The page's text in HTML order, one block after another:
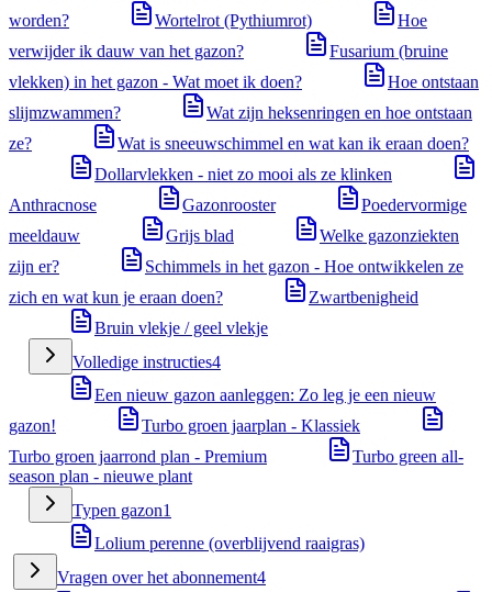
worden?
Wortelrot (Pythiumrot)
Hoe
verwijder ik dauw van het gazon?
Fusarium (bruine
vlekken) in het gazon - Wat moet ik doen?
Hoe ontstaan
slijmzwammen?
Wat zijn heksenringen en hoe ontstaan
ze?
Wat is sneeuwschimmel en wat kan ik eraan doen?
Dollarvlekken - niet zo mooi als ze klinken
Anthracnose
Gazonrooster
Poedervormige
meeldauw
Grijs blad
Welke gazonziekten
zijn er?
Schimmels in het gazon - Hoe ontwikkelen ze
zich en wat kun je eraan doen?
Zwartbenigheid
Bruin vlekje / geel vlekje
Volledige instructies4
Een nieuw gazon aanleggen: Zo leg je een nieuw
gazon!
Turbo groen jaarplan - Klassiek
Turbo groen jaarrond plan - Premium
Turbo green all-
season plan - nieuwe plant
Typen gazon1
Lolium perenne (overblijvend raaigras)
Vragen over het abonnement4